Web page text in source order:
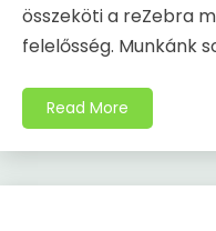
összeköti a reZebra
felelősség. Munkánk
Read More